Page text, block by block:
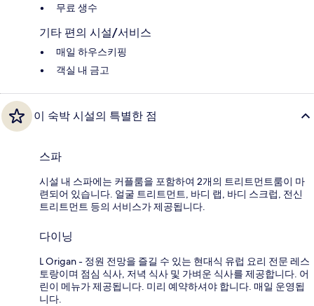
무료 생수
기타 편의 시설/서비스
매일 하우스키핑
객실 내 금고
이 숙박 시설의 특별한 점
스파
시설 내 스파에는 커플룸을 포함하여 2개의 트리트먼트룸이 마
련되어 있습니다. 얼굴 트리트먼트, 바디 랩, 바디 스크럽, 전신
트리트먼트 등의 서비스가 제공됩니다.
다이닝
L Origan - 정원 전망을 즐길 수 있는 현대식 유럽 요리 전문 레스
토랑이며 점심 식사, 저녁 식사 및 가벼운 식사를 제공합니다. 어
린이 메뉴가 제공됩니다. 미리 예약하셔야 합니다. 매일 운영됩
니다.